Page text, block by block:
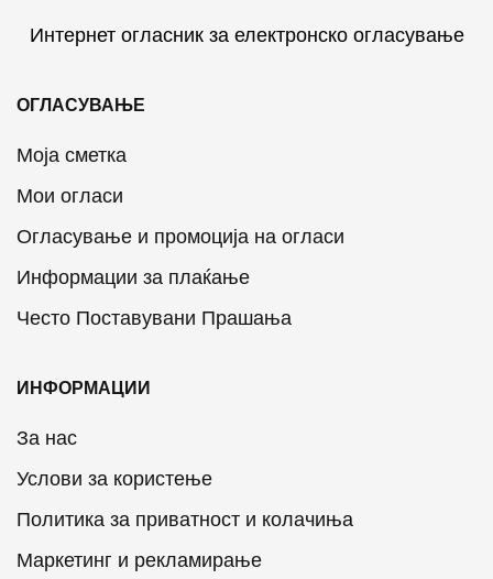
Интернет огласник за електронско огласување
ОГЛАСУВАЊЕ
Моја сметка
Мои огласи
Огласување и промоција на огласи
Информации за плаќање
Често Поставувани Прашања
ИНФОРМАЦИИ
За нас
Услови за користење
Политика за приватност и колачиња
Маркетинг и рекламирање